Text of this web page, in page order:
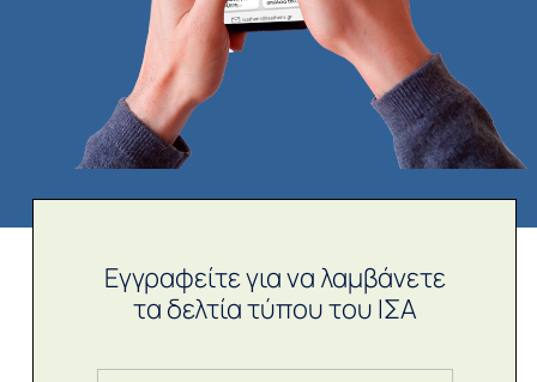
Εγγραφείτε για να λαμβάνετε
τα δελτία τύπου του ΙΣΑ